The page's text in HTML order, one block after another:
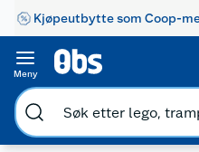
Kjøpeutbytte som Coop-
Meny